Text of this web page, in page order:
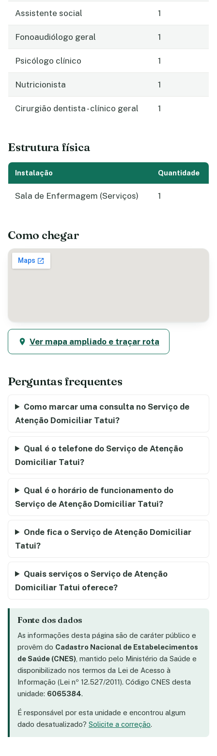
Assistente social 1
Fonoaudiólogo geral 1
Psicólogo clínico 1
Nutricionista 1
Cirurgião dentista - clínico geral 1
Estrutura física
Instalação Quantidade
Sala de Enfermagem (Serviços) 1
Como chegar
Ver mapa ampliado e traçar rota
Perguntas frequentes
Como marcar uma consulta no Serviço de
Atenção Domiciliar Tatui?
Qual é o telefone do Serviço de Atenção
Domiciliar Tatui?
Qual é o horário de funcionamento do
Serviço de Atenção Domiciliar Tatui?
Onde fica o Serviço de Atenção Domiciliar
Tatui?
Quais serviços o Serviço de Atenção
Domiciliar Tatui oferece?
Fonte dos dados
As informações desta página são de caráter público e
provêm do Cadastro Nacional de Estabelecimentos
de Saúde (CNES) , mantido pelo Ministério da Saúde e
disponibilizado nos termos da Lei de Acesso à
Informação (Lei nº 12.527/2011). Código CNES desta
unidade: 6065384.
É responsável por esta unidade e encontrou algum
dado desatualizado? Solicite a correção.